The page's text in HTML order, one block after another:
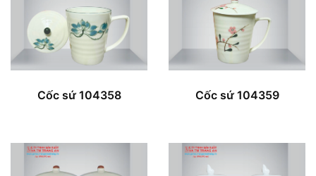
Cốc sứ 104358 Cốc sứ 104359